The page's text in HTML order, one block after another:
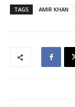
TAGS AMIR KHAN